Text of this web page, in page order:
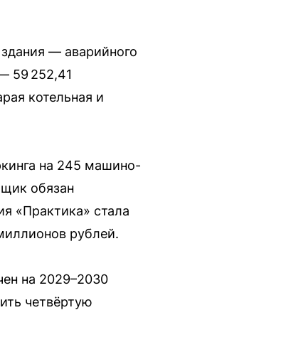
— аварийного
59 252,41
котельная и
на 245 машино-
обязан
«Практика» стала
рублей.
на 2029–2030
четвёртую